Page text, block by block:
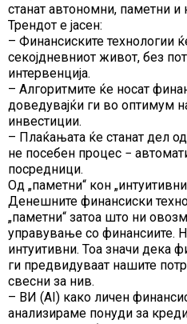
станат автономни, паметни и
Трендот е јасен:
– Финансиските технологии
секојдневниот живот, без
интервенција.
– Алгоритмите ќе носат
доведувајќи ги во оптимум
инвестиции.
– Плаќањата ќе станат дел
не посебен процес −
посредници.
Од „паметни“ кон
Денешните финансиски
„паметни“ затоа што ни
управување со финансиите.
интуитивни. Тоа значи дека
ги предвидуваат нашите
свесни за нив.
– ВИ (AI) како личен
анализираме понуди за